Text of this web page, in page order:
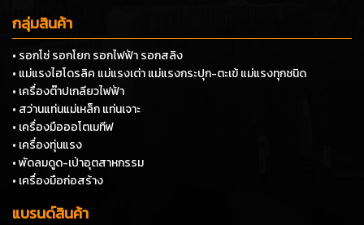
กลุ่มสินค้า
• รอกโซ่ รอกโยก รอกไฟฟ้า รอกสลิง
• แม่แรงไฮโดรลิค แม่แรงเต่า แม่แรงกระปุก-ตะเข้ แม่แรงทุกชนิด
• เครื่องต๊าปเกลียวไฟฟ้า
• สว่านแท่นแม่เหล็ก แท่นเจาะ
• เครื่องมือออโตเมทีฟ
• เครื่องทุ่นแรง
• พัดลมดูด-เป่าอุตสาหกรรม
• เครื่องมือก่อสร้าง
แบรนด์สินค้า